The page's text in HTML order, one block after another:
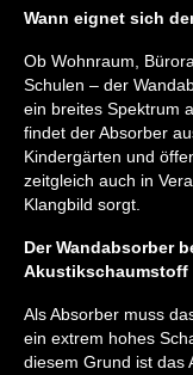
Wann eignet sich
Ob Wohnraum,
Schulen – der
ein breites Spektrum
findet der Absorber
Kindergärten und
zeitgleich auch in
Klangbild sorgt.
Der Wandabsorber
Akustikschaumstoff
Als Absorber muss
ein extrem hohes
diesem Grund ist das